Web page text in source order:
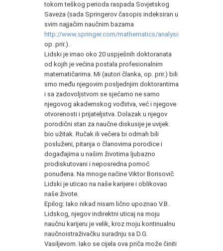
tokom teškog perioda raspada Sovjetskog
Saveza (sada Springerov časopis indeksiran u
svim najjačim naučnim bazama
http://www.springer.com/mathematics/analysis/journal/10688
op. prir.).
Lidski je imao oko 20 uspješnih doktoranata
od kojih je većina postala profesionalnim
matematičarima. Mi (autori članka, op. prir.) bili
smo među njegovim posljednjim doktorantima
i sa zadovoljstvom se sjećamo ne samo
njegovog akademskog vođstva, već i njegove
otvorenosti i prijateljstva. Dolazak u njegov
porodični stan za naučne diskusije je uvijek
bio užitak. Ručak ili večera bi odmah bili
posluženi, pitanja o članovima porodice i
događajima u našim životima ljubazno
prodiskutovani i neposredna pomoć
ponuđena. Na mnoge načine Viktor Borisovič
Lidski je uticao na naše karijere i oblikovao
naše živote.
Epilog: Iako nikad nisam lično upoznao V.B.
Lidskog, njegov indirektni uticaj na moju
naučnu karijeru je velik, kroz moju kontinualnu
naučnoistraživačku suradnju sa D.G.
Vasiljevom. Iako se cijela ova priča može činiti